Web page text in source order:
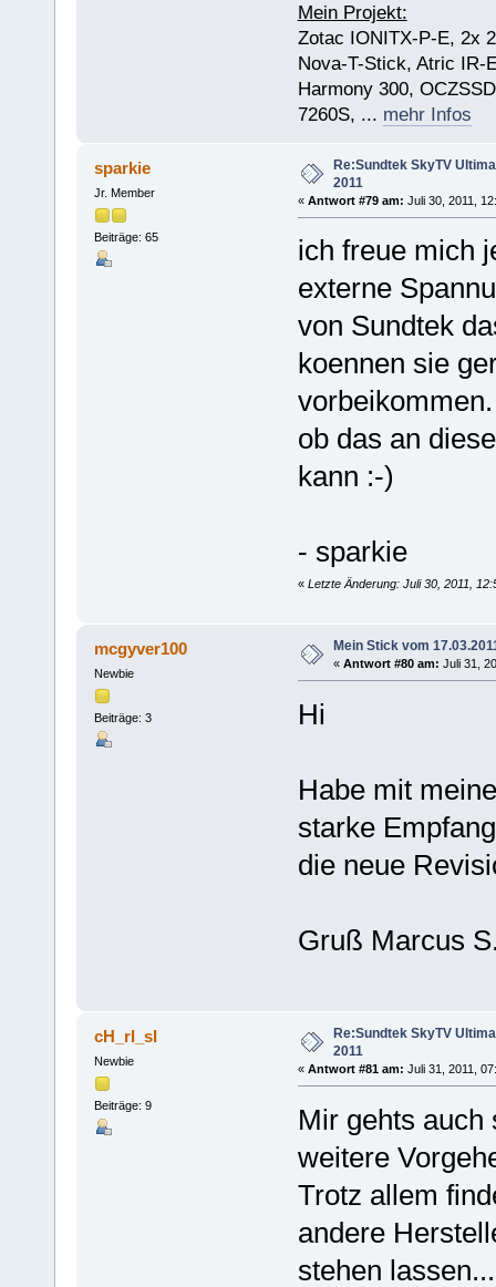
Mein Projekt:
Zotac IONITX-P-E, 2x
Nova-T-Stick, Atric IR-
Harmony 300,
7260S, ... mehr Infos
sparkie
Jr. Member
Beiträge: 65
Re:Sundtek SkyTV
2011
« Antwort #79 am: Juli 30, 2011,
ich freue mich
externe
von Sundtek
koennen sie
ob das an
kann :-)
- sparkie
« Letzte Änderung: Juli 30, 2011,
mcgyver100
Newbie
Beiträge: 3
Mein Stick vom
« Antwort #80 am: Juli 31,
Hi
Habe mit
starke
die neue
Gruß Marcus
cH_rI_sI
Newbie
Beiträge: 9
Re:Sundtek SkyTV
2011
« Antwort #81 am: Juli 31, 2011,
Mir gehts auch
weitere
Trotz allem
andere
stehen lassen...